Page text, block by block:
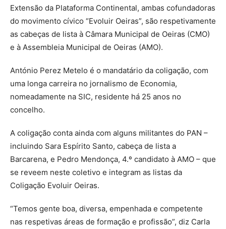
Extensão da Plataforma Continental, ambas cofundadoras
do movimento cívico “Evoluir Oeiras”, são respetivamente
as cabeças de lista à Câmara Municipal de Oeiras (CMO)
e à Assembleia Municipal de Oeiras (AMO).
António Perez Metelo é o mandatário da coligação, com
uma longa carreira no jornalismo de Economia,
nomeadamente na SIC, residente há 25 anos no
concelho.
A coligação conta ainda com alguns militantes do PAN –
incluindo Sara Espírito Santo, cabeça de lista a
Barcarena, e Pedro Mendonça, 4.º candidato à AMO – que
se reveem neste coletivo e integram as listas da
Coligação Evoluir Oeiras.
“Temos gente boa, diversa, empenhada e competente
nas respetivas áreas de formação e profissão”, diz Carla